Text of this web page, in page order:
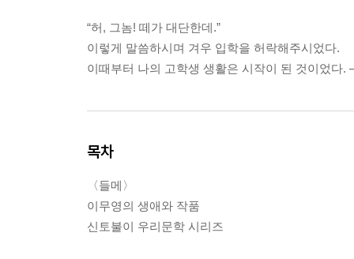
“허, 그놈! 떼가 대단한데.”
이렇게 말씀하시며 겨우 입학을 허락해주시었다.
이때부터 나의 고학생 생활은 시작이 된 것이었다.
목차
〈들메〉
이무영의 생애와 작품
신토불이 우리문학 시리즈